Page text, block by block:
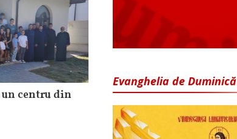
centru din
Evanghelia de Duminică